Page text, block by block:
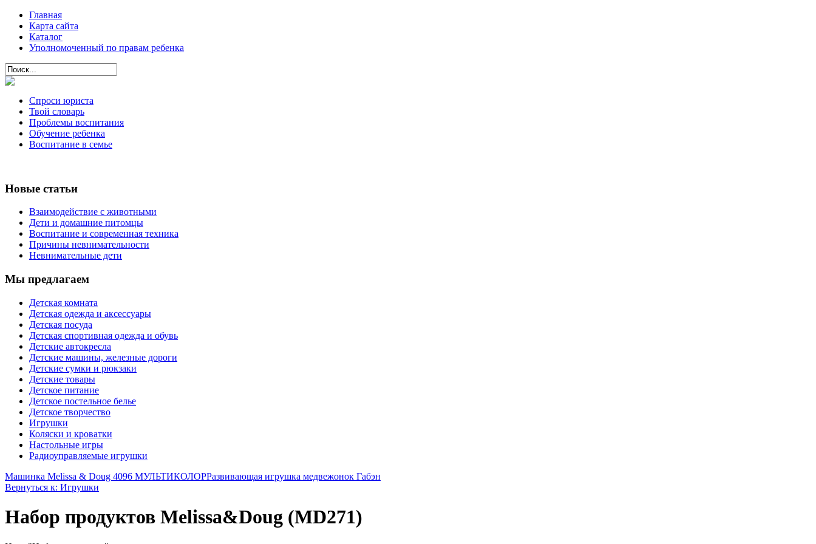
Главная
Карта сайта
Каталог
Уполномоченный по правам ребенка
Спроси юриста
Твой словарь
Проблемы воспитания
Обучение ребенка
Воспитание в семье
Новые статьи
Взаимодействие с животными
Дети и домашние питомцы
Воспитание и современная техника
Причины невнимательности
Невнимательные дети
Мы предлагаем
Детская комната
Детская одежда и аксессуары
Детская посуда
Детская спортивная одежда и обувь
Детские автокресла
Детские машины, железные дороги
Детские сумки и рюкзаки
Детские товары
Детское питание
Детское постельное белье
Детское творчество
Игрушки
Коляски и кроватки
Настольные игры
Радиоуправляемые игрушки
Машинка Melissa & Doug 4096 МУЛЬТИКОЛОРРазвивающая игрушка медвежонок Габэн
Вернуться к: Игрушки
Набор продуктов Melissa&Doug (MD271)